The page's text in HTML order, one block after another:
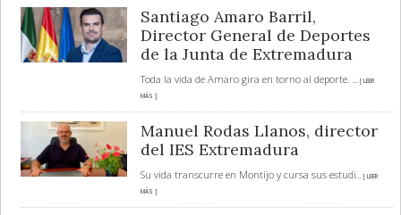
Santiago Amaro Barril,
Director General de Deportes
de la Junta de Extremadura
Toda la vida de Amaro gira en torno al deporte. ... [ LEER
MÁS ]
Manuel Rodas Llanos, director
del IES Extremadura
Su vida transcurre en Montijo y cursa sus estudi... [ LEER
MÁS ]